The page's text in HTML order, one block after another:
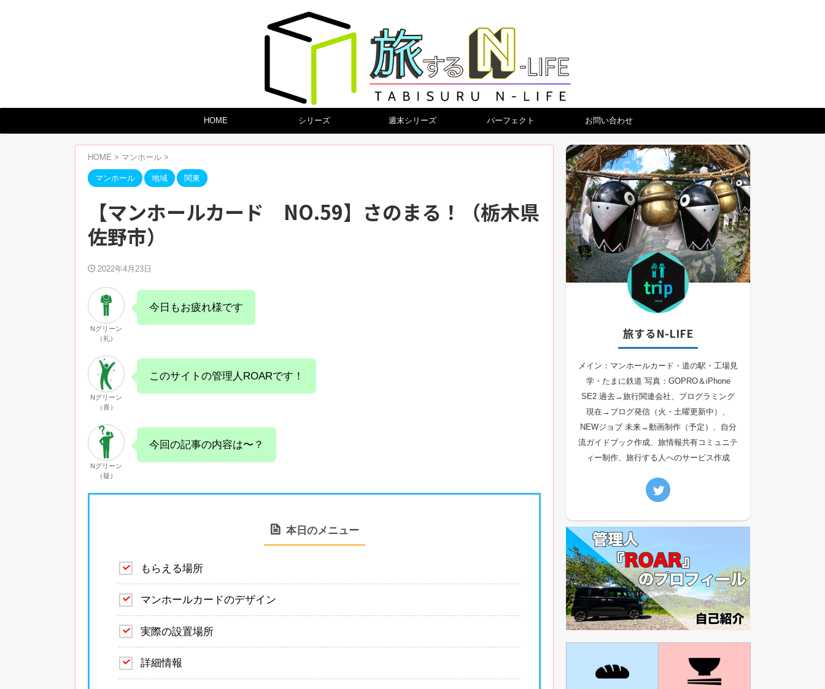
HOME シリーズ 週末シリーズ パーフェクト お問い合わせ
HOME > マンホール >
マンホール 地域 関東
【マンホールカード NO.59】さのまる！（栃木県
佐野市）
2022年4月23日
Nグリーン
（礼）
今日もお疲れ様です
Nグリーン
（喜）
このサイトの管理人ROARです！
Nグリーン
（疑）
今回の記事の内容は〜？
本日のメニュー
もらえる場所
マンホールカードのデザイン
実際の設置場所
詳細情報
旅するN-LIFE
メイン：マンホールカード・道の駅・工場見
学・たまに鉄道 写真：GOPRO＆iPhone
SE2 過去→旅行関連会社、プログラミング
現在→ブログ発信（火・土曜更新中）、
NEWジョブ 未来→動画制作（予定）、自分
流ガイドブック作成、旅情報共有コミュニテ
ィー制作、旅行する人へのサービス作成